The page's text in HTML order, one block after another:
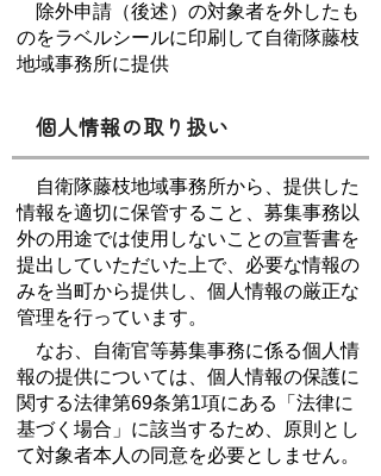
除外申請（後述）の対象者を外したも
のをラベルシールに印刷して自衛隊藤枝
地域事務所に提供
個人情報の取り扱い
自衛隊藤枝地域事務所から、提供した
情報を適切に保管すること、募集事務以
外の用途では使用しないことの宣誓書を
提出していただいた上で、必要な情報の
みを当町から提供し、個人情報の厳正な
管理を行っています。
なお、自衛官等募集事務に係る個人情
報の提供については、個人情報の保護に
関する法律第69条第1項にある「法律に
基づく場合」に該当するため、原則とし
て対象者本人の同意を必要としません。